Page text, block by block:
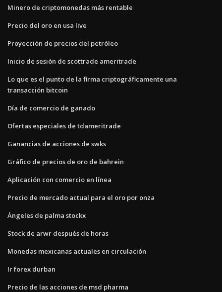
Minero de criptomonedas más rentable
Precio del oro en usa live
Proyección de precios del petróleo
Inicio de sesión de scottrade ameritrade
Lo que es el punto de la firma criptográficamente una
transacción bitcoin
Día de comercio de ganado
Ofertas especiales de tdameritrade
Ganancias de acciones de swks
Gráfico de precios de oro de bahrein
Aplicación con comercio en línea
Precio de mercado actual para el oro por onza
Ángeles de palma stockx
Stock de arwr después de horas
Monedas mexicanas actuales en circulación
Ir forex durban
Precio de las acciones de msd pharma